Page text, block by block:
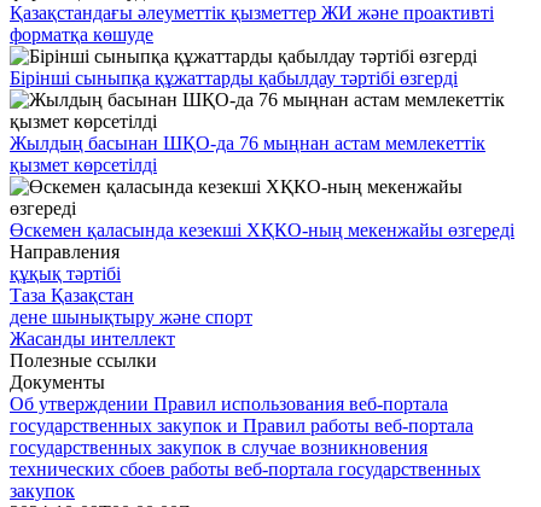
Қазақстандағы әлеуметтік қызметтер ЖИ және проактивті
форматқа көшуде
Бірінші сыныпқа құжаттарды қабылдау тәртібі өзгерді
Жылдың басынан ШҚО-да 76 мыңнан астам мемлекеттік
қызмет көрсетілді
Өскемен қаласында кезекші ХҚКО-ның мекенжайы өзгереді
Направления
құқық тәртібі
Таза Қазақстан
дене шынықтыру және спорт
Жасанды интеллект
Полезные ссылки
Документы
Об утверждении Правил использования веб-портала
государственных закупок и Правил работы веб-портала
государственных закупок в случае возникновения
технических сбоев работы веб-портала государственных
закупок